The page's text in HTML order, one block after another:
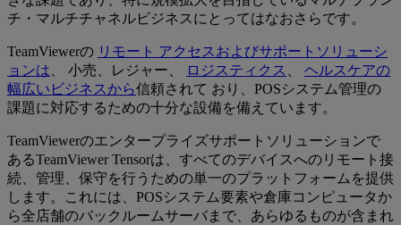
チ・マルチチャネルビジネスにとってはなおさらです。
TeamViewerの リモート アクセスおよびサポートソリューシ
ョンは 、 小売、レジャー、 ロジスティクス
ヘルスケアの
幅広いビジネスから信頼されて おり、POSシステム管理の
課題に対応するための十分な設備を備えています。
TeamViewerのエンタープライズサポートソリューションで
あるTeamViewer Tensorは、すべてのデバイスへのリモート接
続、管理、保守を行うための単一のプラットフォームを提供
します。これには、POSシステム要素や倉庫コンピュータか
ら全店舗のバックルームサーバまで、あらゆるものが含まれ